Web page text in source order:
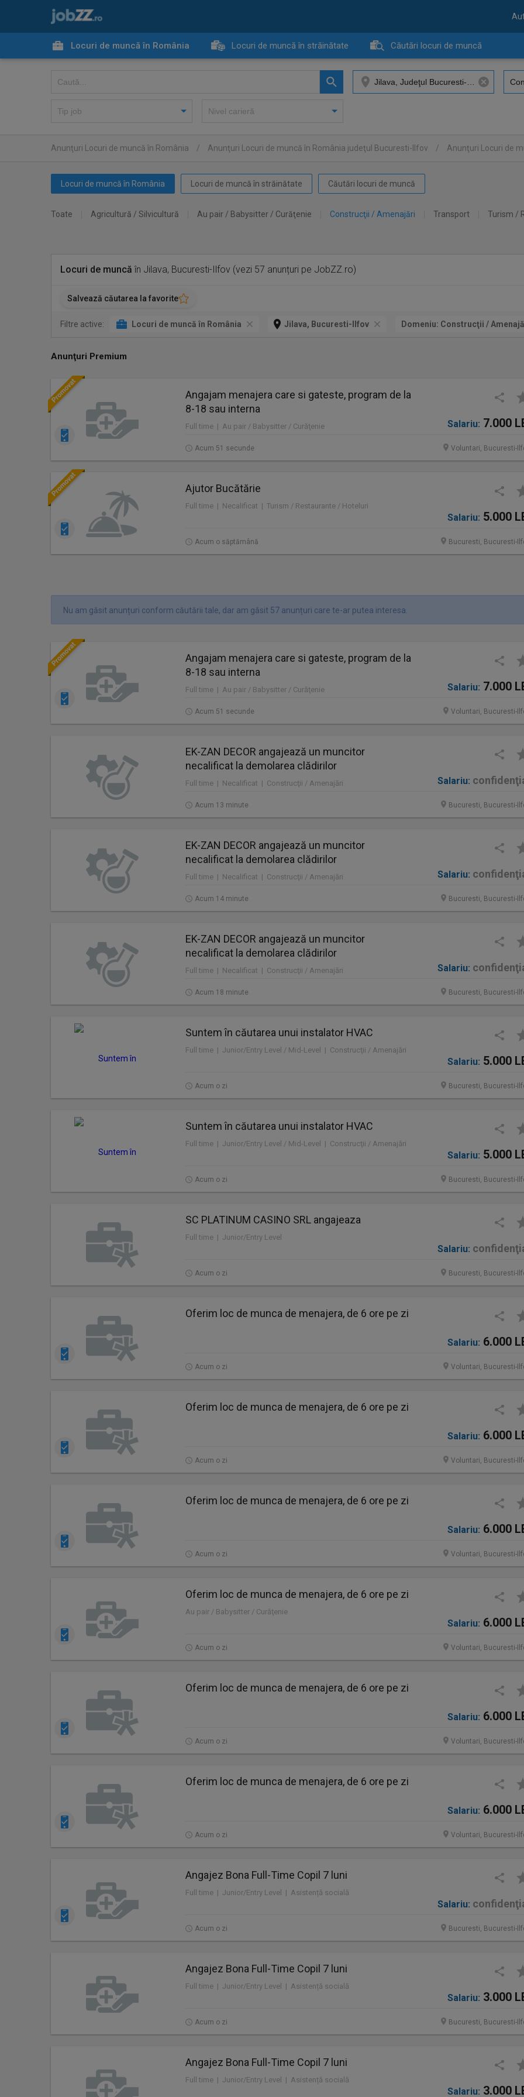
Locuri de muncă în România Locuri de muncă în străinătate Căutări locuri de muncă
Anunţuri Locuri de muncă în România / Anunţuri Locuri de muncă în România judeţul Bucuresti-Ilfov / Anunţuri Locuri de
Locuri de muncă în România Locuri de muncă în străinătate Căutări locuri de muncă
Toate Agricultură / Silvicultură Au pair / Babysitter / Curăţenie Construcţii / Amenajări Transport Turism /
Locuri de muncă în Jilava, Bucuresti-Ilfov (vezi 57 anunțuri pe JobZZ.ro)
Salvează căutarea la favorite
Filtre active: Locuri de muncă în România Jilava, Bucuresti-Ilfov Domeniu: Construcţii /
Anunţuri Premium
Angajam menajera care si gateste, program de la
8-18 sau interna
Full time | Au pair / Babysitter / Curăţenie Salariu: 7.000
Acum 51 secunde Voluntari, Bucuresti-
Ajutor Bucătărie
Full time | Necalificat | Turism / Restaurante / Hoteluri
Salariu: 5.000
Acum o săptămână Bucuresti, Bucuresti-
Nu am găsit anunțuri conform căutării tale, dar am găsit 57 anunțuri care te-ar putea interesa.
Angajam menajera care si gateste, program de la
8-18 sau interna
Full time | Au pair / Babysitter / Curăţenie Salariu: 7.000
Acum 51 secunde Voluntari, Bucuresti-
EK-ZAN DECOR angajează un muncitor
necalificat la demolarea clădirilor
Full time | Necalificat | Construcţii / Amenajări Salariu:
Acum 13 minute Bucuresti, Bucuresti-
EK-ZAN DECOR angajează un muncitor
necalificat la demolarea clădirilor
Full time | Necalificat | Construcţii / Amenajări Salariu:
Acum 14 minute Bucuresti, Bucuresti-
EK-ZAN DECOR angajează un muncitor
necalificat la demolarea clădirilor
Full time | Necalificat | Construcţii / Amenajări Salariu:
Acum 18 minute Bucuresti, Bucuresti-
Suntem în căutarea unui instalator HVAC
Full time | Junior/Entry Level / Mid-Level | Construcţii / Amenajări
Salariu: 5.000
Acum o zi Bucuresti, Bucuresti-
Suntem în căutarea unui instalator HVAC
Full time | Junior/Entry Level / Mid-Level | Construcţii / Amenajări
Salariu: 5.000
Acum o zi Bucuresti, Bucuresti-
SC PLATINUM CASINO SRL angajeaza
Full time | Junior/Entry Level
Salariu:
Acum o zi Bucuresti, Bucuresti-
Oferim loc de munca de menajera, de 6 ore pe zi
Salariu: 6.000
Acum o zi Voluntari, Bucuresti-
Oferim loc de munca de menajera, de 6 ore pe zi
Salariu: 6.000
Acum o zi Voluntari, Bucuresti-
Oferim loc de munca de menajera, de 6 ore pe zi
Salariu: 6.000
Acum o zi Voluntari, Bucuresti-
Oferim loc de munca de menajera, de 6 ore pe zi
Au pair / Babysitter / Curăţenie
Salariu: 6.000
Acum o zi Voluntari, Bucuresti-
Oferim loc de munca de menajera, de 6 ore pe zi
Salariu: 6.000
Acum o zi Voluntari, Bucuresti-
Oferim loc de munca de menajera, de 6 ore pe zi
Salariu: 6.000
Acum o zi Voluntari, Bucuresti-
Angajez Bona Full-Time Copil 7 luni
Full time | Junior/Entry Level | Asistență socială
Salariu:
Acum o zi Bucuresti, Bucuresti-
Angajez Bona Full-Time Copil 7 luni
Full time | Junior/Entry Level | Asistență socială
Salariu: 3.000
Acum o zi Bucuresti, Bucuresti-
Angajez Bona Full-Time Copil 7 luni
Full time | Junior/Entry Level | Asistență socială
Salariu: 3.000